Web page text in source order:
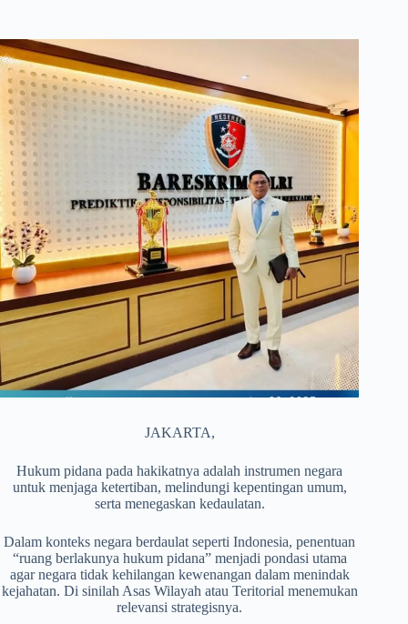
JAKARTA,
Hukum pidana pada hakikatnya adalah instrumen negara
untuk menjaga ketertiban, melindungi kepentingan umum,
serta menegaskan kedaulatan.
Dalam konteks negara berdaulat seperti Indonesia, penentuan
“ruang berlakunya hukum pidana” menjadi pondasi utama
agar negara tidak kehilangan kewenangan dalam menindak
kejahatan. Di sinilah Asas Wilayah atau Teritorial menemukan
relevansi strategisnya.